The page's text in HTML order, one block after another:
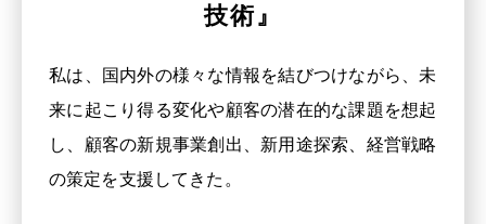
技術』
私は、国内外の様々な情報を結びつけながら、未
来に起こり得る変化や顧客の潜在的な課題を想起
し、顧客の新規事業創出、新用途探索、経営戦略
の策定を支援してきた。